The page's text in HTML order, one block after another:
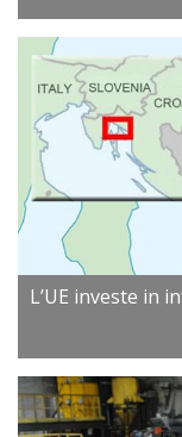
L’UE investe in